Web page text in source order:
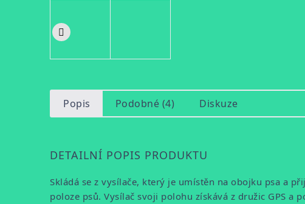
Popis Podobné (4) Diskuze
DETAILNÍ POPIS PRODUKTU
Skládá se z vysílače, který je umístěn na obojku psa a
poloze psů. Vysílač svoji polohu získává z družic GPS